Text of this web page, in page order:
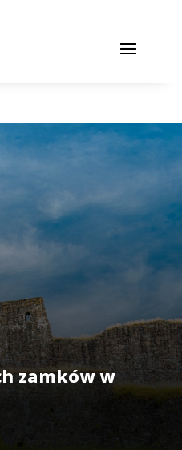
zamków w